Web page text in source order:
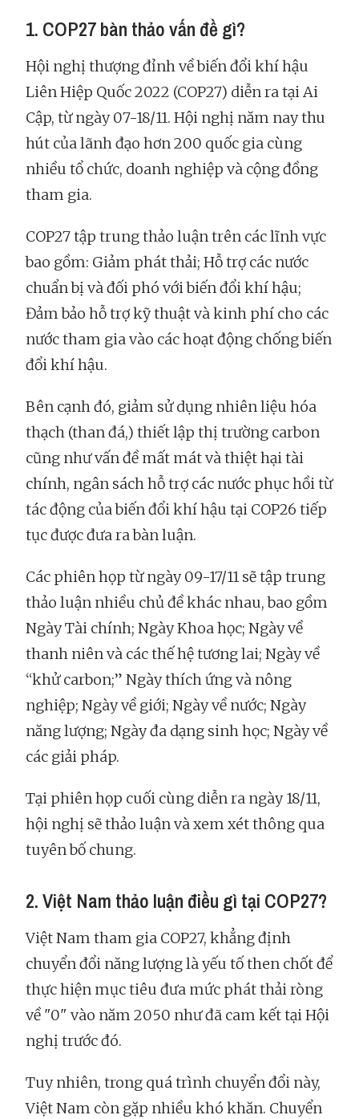
1. COP27 bàn thảo vấn đề gì?
Hội nghị thượng đỉnh về biến đổi khí hậu
Liên Hiệp Quốc 2022 (COP27) diễn ra tại Ai
Cập, từ ngày 07-18/11. Hội nghị năm nay thu
hút của lãnh đạo hơn 200 quốc gia cùng
nhiều tổ chức, doanh nghiệp và cộng đồng
tham gia.
COP27 tập trung thảo luận trên các lĩnh vực
bao gồm: Giảm phát thải; Hỗ trợ các nước
chuẩn bị và đối phó với biến đổi khí hậu;
Đảm bảo hỗ trợ kỹ thuật và kinh phí cho các
nước tham gia vào các hoạt động chống biến
đổi khí hậu.
Bên cạnh đó, giảm sử dụng nhiên liệu hóa
thạch (than đá,) thiết lập thị trường carbon
cũng như vấn đề mất mát và thiệt hại tài
chính, ngân sách hỗ trợ các nước phục hồi từ
tác động của biến đổi khí hậu tại COP26 tiếp
tục được đưa ra bàn luận.
Các phiên họp từ ngày 09-17/11 sẽ tập trung
thảo luận nhiều chủ đề khác nhau, bao gồm
Ngày Tài chính; Ngày Khoa học; Ngày về
thanh niên và các thế hệ tương lai; Ngày về
“khử carbon;” Ngày thích ứng và nông
nghiệp; Ngày về giới; Ngày về nước; Ngày
năng lượng; Ngày đa dạng sinh học; Ngày về
các giải pháp.
Tại phiên họp cuối cùng diễn ra ngày 18/11,
hội nghị sẽ thảo luận và xem xét thông qua
tuyên bố chung.
2. Việt Nam thảo luận điều gì tại COP27?
Việt Nam tham gia COP27, khẳng định
chuyển đổi năng lượng là yếu tố then chốt để
thực hiện mục tiêu đưa mức phát thải ròng
về "0" vào năm 2050 như đã cam kết tại Hội
nghị trước đó.
Tuy nhiên, trong quá trình chuyển đổi này,
Việt Nam còn gặp nhiều khó khăn. Chuyển